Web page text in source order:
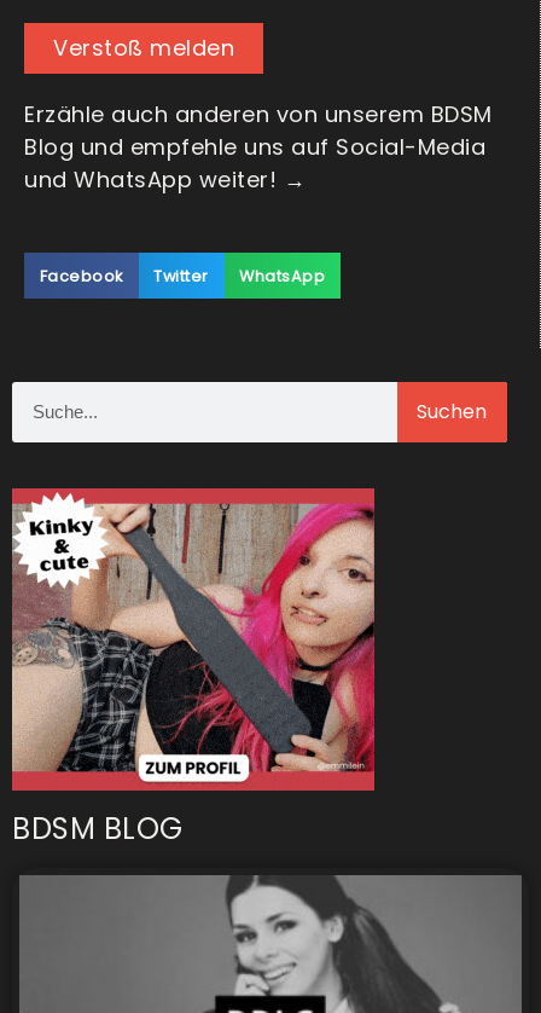
Verstoß melden
Erzähle auch anderen von unserem BDSM
Blog und empfehle uns auf Social-Media
und WhatsApp weiter! →
Facebook Twitter WhatsApp
Suchen
BDSM BLOG